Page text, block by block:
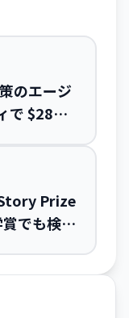
のエージ
で $28M
Prize
でも検証